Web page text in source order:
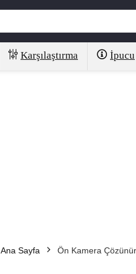
Karşılaştırma İpucu
Ana Sayfa Ön Kamera